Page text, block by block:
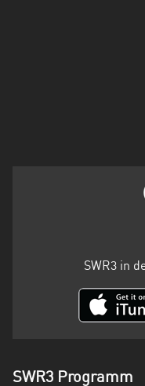
SWR3 in
SWR3 Programm